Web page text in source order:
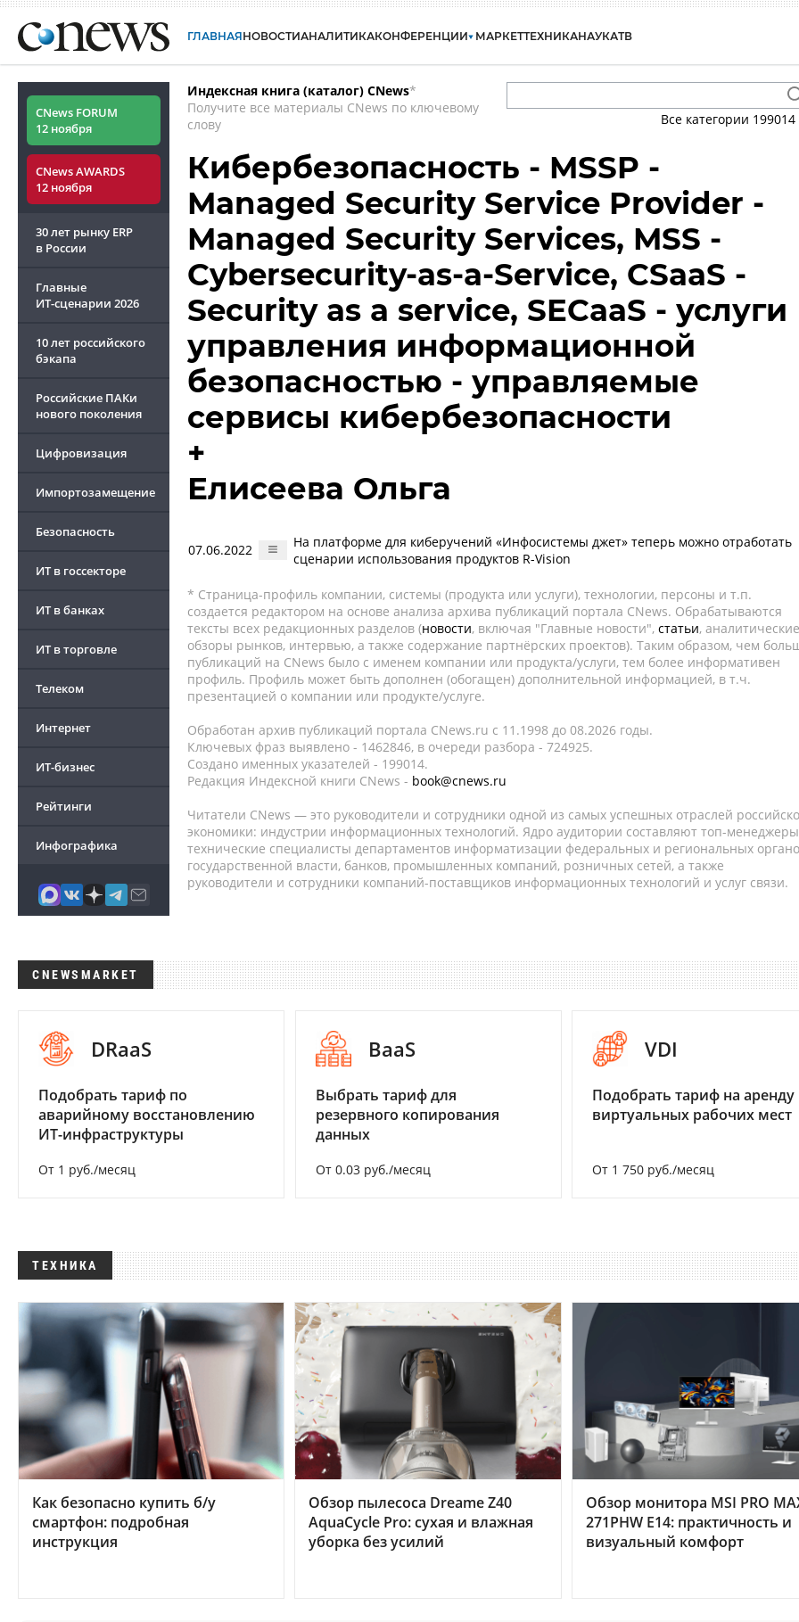
ГЛАВНАЯНОВОСТИАНАЛИТИКАКОНФЕРЕНЦИИ МАРКЕТТЕХНИКАНАУКАТВ
CNews FORUM
12 ноября
CNews AWARDS
12 ноября
30 лет рынку ERP
в России
Главные
ИТ-сценарии 2026
10 лет российского
бэкапа
Российские ПАКи
нового поколения
Цифровизация
Импортозамещение
Безопасность
ИТ в госсекторе
ИТ в банках
ИТ в торговле
Телеком
Интернет
ИТ-бизнес
Рейтинги
Инфографика
Индексная книга (каталог) CNews*
Получите все материалы CNews по ключевому
слову
Все категории 199014
Кибербезопасность - MSSP -
Managed Security Service Provider -
Managed Security Services, MSS -
Cybersecurity-as-a-Service, CSaaS -
Security as a service, SECaaS - услуги
управления информационной
безопасностью - управляемые
сервисы кибербезопасности
+
Елисеева Ольга
07.06.2022
На платформе для киберучений «Инфосистемы джет» теперь можно отработать
сценарии использования продуктов R-Vision
* Страница-профиль компании, системы (продукта или услуги), технологии, персоны и т.п.
создается редактором на основе анализа архива публикаций портала CNews. Обрабатываются
тексты всех редакционных разделов (новости, включая "Главные новости", статьи, аналитические
обзоры рынков, интервью, а также содержание партнёрских проектов). Таким образом, чем
публикаций на CNews было с именем компании или продукта/услуги, тем более информативен
профиль. Профиль может быть дополнен (обогащен) дополнительной информацией, в т.ч.
презентацией о компании или продукте/услуге.
Обработан архив публикаций портала CNews.ru c 11.1998 до 08.2026 годы.
Ключевых фраз выявлено - 1462846, в очереди разбора - 724925.
Создано именных указателей - 199014.
Редакция Индексной книги CNews - book@cnews.ru
Читатели CNews — это руководители и сотрудники одной из самых успешных отраслей
экономики: индустрии информационных технологий. Ядро аудитории составляют топ-
технические специалисты департаментов информатизации федеральных и региональных
государственной власти, банков, промышленных компаний, розничных сетей, а также
руководители и сотрудники компаний-поставщиков информационных технологий и услуг связи.
CNEWSMARKET
DRaaS
Подобрать тариф по
аварийному восстановлению
ИТ-инфраструктуры
От 1 руб./месяц
BaaS
Выбрать тариф для
резервного копирования
данных
От 0.03 руб./месяц
VDI
Подобрать тариф на аренду
виртуальных рабочих мест
От 1 750 руб./месяц
ТЕХНИКА
Как безопасно купить б/у
смартфон: подробная
инструкция
Обзор пылесоса Dreame Z40
AquaCycle Pro: сухая и влажная
уборка без усилий
Обзор монитора MSI PRO
271PHW E14: практичность и
визуальный комфорт